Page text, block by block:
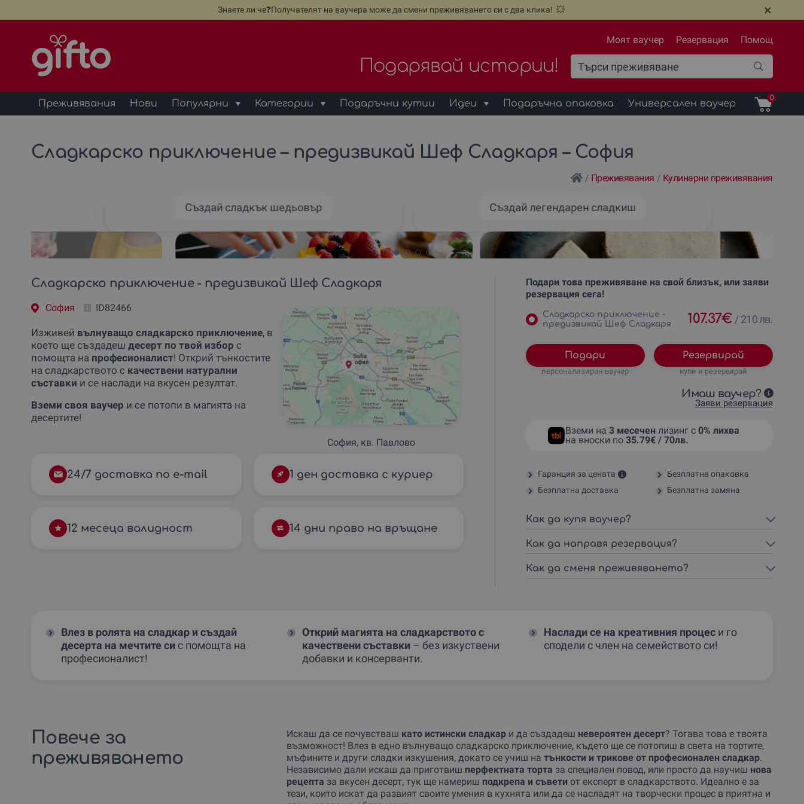
Знаете ли че❓Получателят на ваучера може да смени преживяването си с два клика! 💥 ×
Моят ваучер Резервация Помощ
Подарявай истории!
Преживявания Нови Популярни Категории Подаръчни кутии Идеи Подаръчна опаковка Универсален ваучер
0
Сладкарско приключение – предизвикай Шеф Сладкаря – София
/ Преживявания / Кулинарни преживявания
Създай сладкък шедьовър Създай легендарен сладкиш
Сладкарско приключение - предизвикай Шеф Сладкаря
София ID82466
София, кв. Павлово
Изживей вълнуващо сладкарско приключение, в
което ще създадеш десерт по твой избор с
помощта на професионалист! Открий тънкостите
на сладкарството с качествени натурални
съставки и се наслади на вкусен резултат.
Вземи своя ваучер и се потопи в магията на
десертите!
24/7 доставка по e-mail 1 ден доставка с куриер
12 месеца валидност 14 дни право на връщане
Подари това преживяване на свой близък, или заяви
резервация сега!
Сладкарско приключение -
предизвикай Шеф Сладкаря
107.37€ /210 лв.
Подари
персонализиран ваучер
Резервирай
купи и резервирай
Имаш ваучер?
Заяви резервация
Вземи на3 месечен лизинг с0% лихва
на вноски по35.79€ / 70лв.
Гаранция за цената
Безплатна опаковка
Безплатна доставка
Безплатна замяна
Как да купя ваучер?
Как да направя резервация?
Как да сменя преживяването?
Влез в ролята на сладкар и създай
десерта на мечтите си с помощта на
професионалист!
Открий магията на сладкарството с
качествени съставки – без изкуствени
добавки и консерванти.
Наслади се на креативния процеси го
сподели с член на семейството си!
Повече за
преживяването
Искаш да се почувстваш като истински сладкари да създадеш невероятен десерт? Тогава това е твоята
възможност! Влез в едно вълнуващо сладкарско приключение, където ще се потопиш в света на тортите,
мъфините и други сладки изкушения, докато се учиш на тънкости и трикове от професионален сладкар.
Независимо дали искаш да приготвиш перфектната торта за специален повод, или просто да научиш нова
рецепта за вкусен десерт, тук ще намериш подкрепа и съвети от експерт в сладкарството. Идеално е за
тези, които искат да развият своите умения в кухнята или да се насладят на творчески процес в приятна и